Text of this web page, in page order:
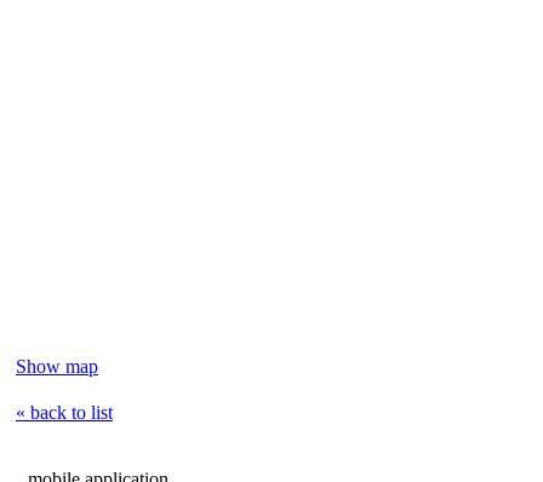
Show map
« back to list